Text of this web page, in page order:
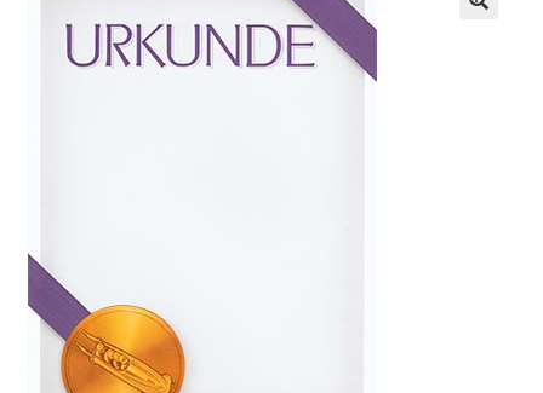
Weitere Motive